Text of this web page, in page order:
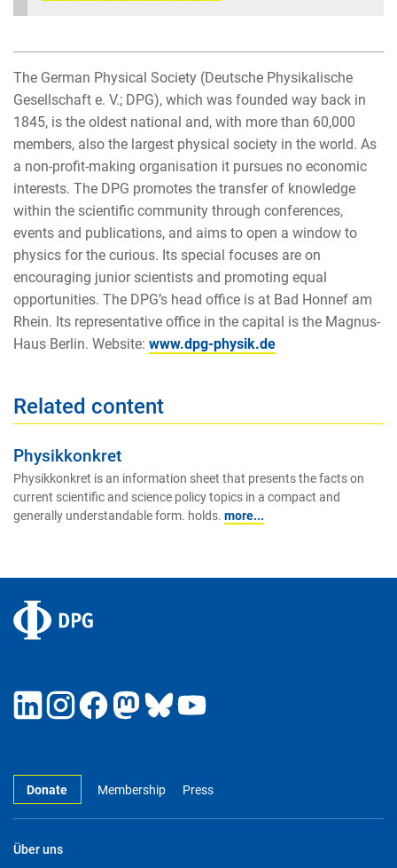
The German Physical Society (Deutsche Physikalische
Gesellschaft e. V.; DPG), which was founded way back in
1845, is the oldest national and, with more than 60,000
members, also the largest physical society in the world. As
a non-profit-making organisation it pursues no economic
interests. The DPG promotes the transfer of knowledge
within the scientific community through conferences,
events and publications, and aims to open a window to
physics for the curious. Its special focuses are on
encouraging junior scientists and promoting equal
opportunities. The DPG’s head office is at Bad Honnef am
Rhein. Its representative office in the capital is the Magnus-
Haus Berlin. Website: www.dpg-physik.de
Related content
Physikkonkret
Physikkonkret is an information sheet that presents the facts on
current scientific and science policy topics in a compact and
generally understandable form. holds. more...
Donate Membership Press
Über uns